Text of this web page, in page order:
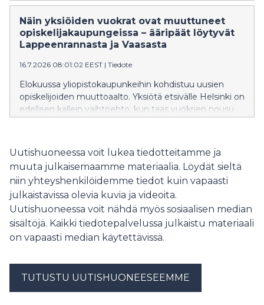
Näin yksiöiden vuokrat ovat muuttuneet
opiskelijakaupungeissa – ääripäät löytyvät
Lappeenrannasta ja Vaasasta
16.7.2026 08:01:02 EEST | Tiedote
Elokuussa yliopistokaupunkeihin kohdistuu uusien
opiskelijoiden muuttoaalto. Yksiötä etsivälle Helsinki on
edelleen kallein vaihtoehto, kun taas vuokrien nousu
Uutishuoneessa voit lukea tiedotteitamme ja
muuta julkaisemaamme materiaalia. Löydät sieltä
niin yhteyshenkilöidemme tiedot kuin vapaasti
julkaistavissa olevia kuvia ja videoita.
Uutishuoneessa voit nähdä myös sosiaalisen median
sisältöjä. Kaikki tiedotepalvelussa julkaistu materiaali
on vapaasti median käytettävissä.
TUTUSTU UUTISHUONEESEEMME